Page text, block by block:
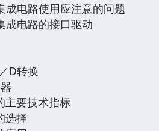
路使用应注意的问题
电路的接口驱动
D转换
要技术指标
择